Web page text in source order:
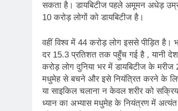
सकता है। डायबिटीज पहले अमूमन अधेड़ उम्र
10 करोड़ लोगों को डायबिटीज है।
वहीं विश्व में 44 करोड़ लोग इससे पीड़ित है।
दर 15.3 प्रतिशत तक पहुँच गई है , यानी
करोड़ लोग दुनिया भर में डायबिटीज के
मधुमेह से बचने और इसे नियंत्रित करने के लिए
या साइकिल चलाना न केवल शरीर को
ध्यान का अभ्यास मधुमेह के नियंत्रण में अत्यंत